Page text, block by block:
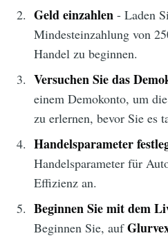
Geld einzahlen- Laden
Mindesteinzahlung von
Handel zu beginnen.
Versuchen Sie das
einem Demokonto, um
zu erlernen, bevor Sie es
Handelsparameter
Handelsparameter für
Effizienz an.
Beginnen Sie mit dem
Beginnen Sie, auf